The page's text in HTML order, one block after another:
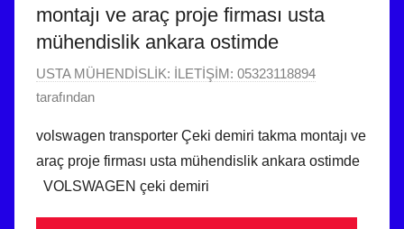
montajı ve araç proje firması usta
mühendislik ankara ostimde
2
1
y
l
l
USTA MÜHENDİSLİK: İLETİŞİM: 05323118894
tarafından
volswagen transporter Çeki demiri takma montajı ve
araç proje firması usta mühendislik ankara ostimde
VOLSWAGEN çeki demiri